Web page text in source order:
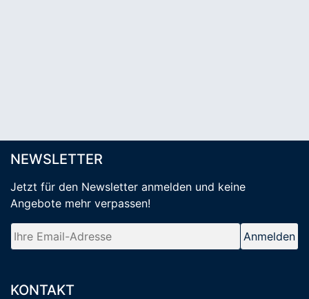
NEWSLETTER
Jetzt für den Newsletter anmelden und keine
Angebote mehr verpassen!
KONTAKT